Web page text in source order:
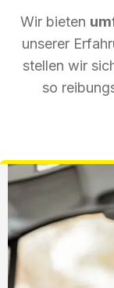
Wir bieten
unserer
stellen wir
so